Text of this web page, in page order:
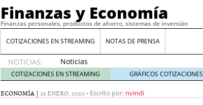
Finanzas y Economía
Finanzas personales, productos de ahorro, sistemas de inversión
COTIZACIONES EN STREAMING NOTAS DE PRENSA
NOTICIAS:
Noticias
de XRP
por qué
las
COTIZACIONES EN STREAMING GRÁFICOS COTIZACIONES
ECONOMÍA | 23 ENERO, 2020- Escrito por: nvindi